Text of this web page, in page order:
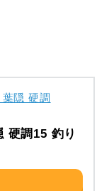
硬調15 釣り